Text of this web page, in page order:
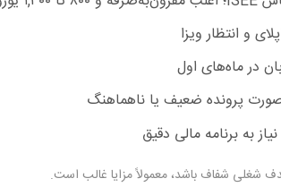
و انتظار ویزا
در ماه‌های اول
پرونده ضعیف یا ناهماهنگ
به برنامه مالی دقیق
شغلی شفاف باشد، معمولاً مزایا غالب است.